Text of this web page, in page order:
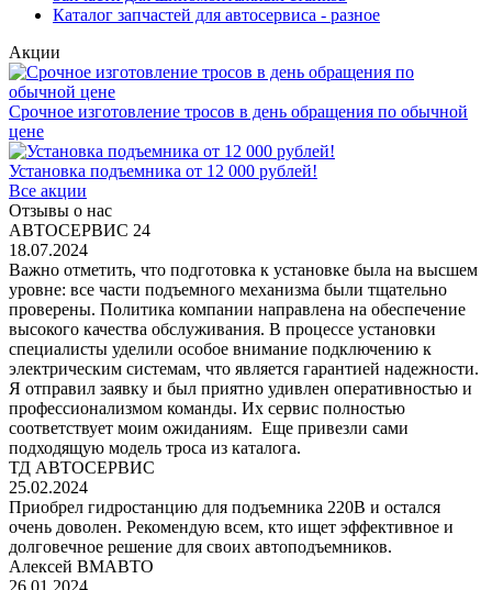
Каталог запчастей для автосервиса - разное
Акции
Срочное изготовление тросов в день обращения по обычной
цене
Установка подъемника от 12 000 рублей!
Все акции
Отзывы о нас
АВТОСЕРВИС 24
18.07.2024
Важно отметить, что подготовка к установке была на высшем
уровне: все части подъемного механизма были тщательно
проверены. Политика компании направлена на обеспечение
высокого качества обслуживания. В процессе установки
специалисты уделили особое внимание подключению к
электрическим системам, что является гарантией надежности.
Я отправил заявку и был приятно удивлен оперативностью и
профессионализмом команды. Их сервис полностью
соответствует моим ожиданиям. Еще привезли сами
подходящую модель троса из каталога.
ТД АВТОСЕРВИС
25.02.2024
Приобрел гидростанцию для подъемника 220В и остался
очень доволен. Рекомендую всем, кто ищет эффективное и
долговечное решение для своих автоподъемников.
Алексей ВМАВТО
26.01.2024